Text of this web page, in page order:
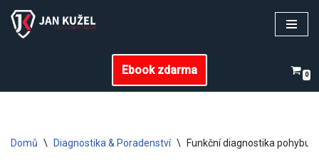
Přeskočit
Ebook zdarma 0
Domů \ Diagnostika & Poradenství \ Funkční diagnostika pohybu